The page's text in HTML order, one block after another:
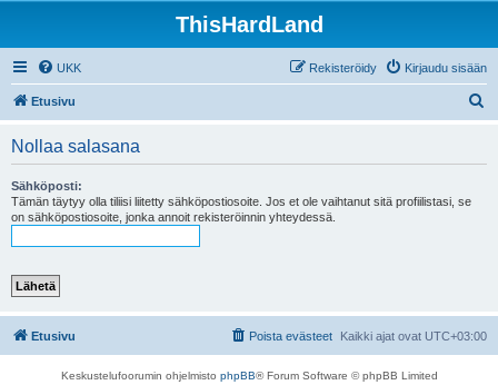
ThisHardLand
UKK Kirjaudu sisään
Rekisteröidy
Etusivu
Nollaa salasana
Sähköposti:
Tämän täytyy olla tiliisi liitetty sähköpostiosoite. Jos et ole vaihtanut sitä profiilistasi, se
on sähköpostiosoite, jonka annoit rekisteröinnin yhteydessä.
Etusivu Kaikki ajat ovat UTC+03:00
Poista evästeet
Keskustelufoorumin ohjelmisto phpBB® Forum Software © phpBB Limited